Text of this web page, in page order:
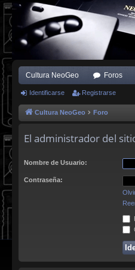
Cultura NeoGeo Foros
Identificarse Registrarse
Cultura NeoGeo Foro
El administrador del
Nombre de Usuario:
Contraseña: